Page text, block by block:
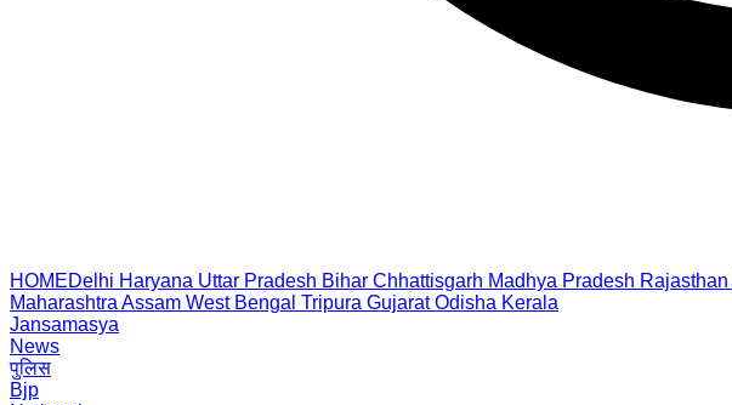
HOMEDelhi Haryana Uttar Pradesh Bihar Chhattisgarh Madhya Pradesh Rajasthan
Maharashtra Assam West Bengal Tripura Gujarat Odisha Kerala
Jansamasya
News
पुलिस
Bjp